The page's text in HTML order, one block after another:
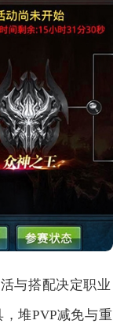
与搭配决定职业
堆PVP减免与重